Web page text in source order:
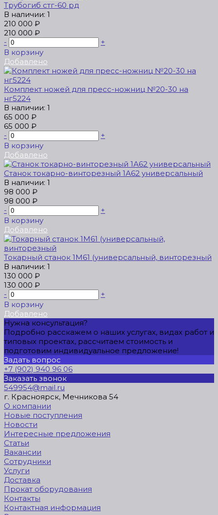
Трубогиб стг-60 рд
В наличии: 1
210 000 ₽
210 000 ₽
-
+
В корзину
Добавлено
Комплект ножей для пресс-ножниц №20-30 на
нг5224
В наличии: 1
65 000 ₽
65 000 ₽
-
+
В корзину
Добавлено
Станок токарно-винторезный 1А62 универсальный
В наличии: 1
98 000 ₽
98 000 ₽
-
+
В корзину
Добавлено
Токарный станок 1М61 (универсальный, винторезный
В наличии: 1
130 000 ₽
130 000 ₽
-
+
В корзину
Добавлено
Нужна консультация?
Подробно расскажем о наших услугах, видах работ и
типовых проектах, рассчитаем стоимость и
подготовим индивидуальное предложение!
Задать вопрос
+7 (902) 940 96 06
Заказать звонок
549954@mail.ru
г. Красноярск, Мечникова 54
О компании
Новые поступления
Новости
Интересные предложения
Статьи
Вакансии
Сотрудники
Услуги
Доставка
Прокат оборудования
Контакты
Контактная информация